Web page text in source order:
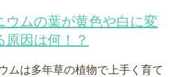
ウムの葉が黄色や白に変
原因は何！？
ムは多年草の植物で上手く育て